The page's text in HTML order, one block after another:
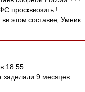
проскввозить !
этом составве, Умник
18:55
заделали 9 месяцев